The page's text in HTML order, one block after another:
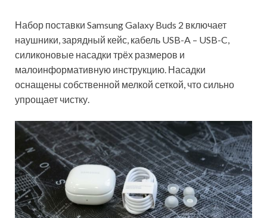
Набор поставки Samsung Galaxy Buds 2 включает
наушники, зарядный кейс, кабель USB-A – USB-C,
силиконовые насадки трёх размеров и
малоинформативную инструкцию. Насадки
оснащены собственной мелкой сеткой, что сильно
упрощает чистку.